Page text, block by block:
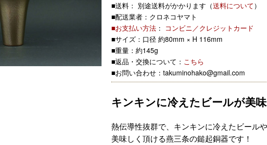
■送料： 別途送料がかかります（送料について）
■配送業者：クロネコヤマト
■お支払い方法 ： コンビニ／クレジットカード
■サイズ：口径 約80mm × H 116mm
■重量：約145g
■返品・交換について： こちら
■お問い合わせ：takuminohako@gmail.com
キンキンに冷えたビールが美
熱伝導性抜群で、キンキンに冷えたビール
美味しく頂ける燕三条の鎚起銅器です！